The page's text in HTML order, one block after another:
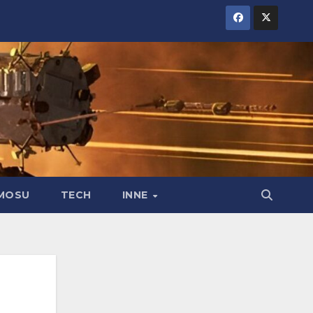
TECH INNE